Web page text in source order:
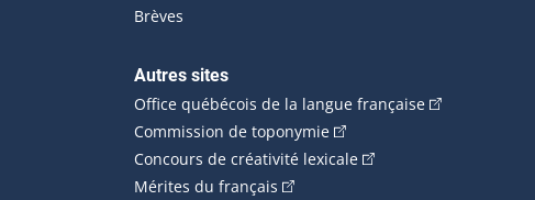
Brèves
Autres sites
Office québécois de la langue française(Cet hyperlien
Commission de toponymie(Cet hyperlien externe
Concours de créativité lexicale(Cet hyperlien externe
Mérites du français (Cet hyperlien externe s'ouvrira